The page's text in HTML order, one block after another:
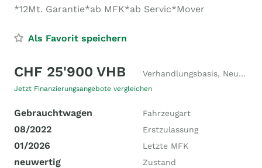
*12Mt. Garantie*ab MFK*ab Servic*Mover
Als Favorit speichern
CHF 25'900 VHB Verhandlungsbasis, Neupreis CHF 39'000
Jetzt Finanzierungsangebote vergleichen
Gebrauchtwagen Fahrzeugart
08/2022 Erstzulassung
01/2026 Letzte MFK
neuwertig Zustand